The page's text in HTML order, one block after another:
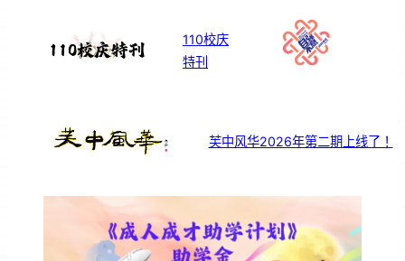
110校庆
特刊
芙中风华2026年第二期上线了！